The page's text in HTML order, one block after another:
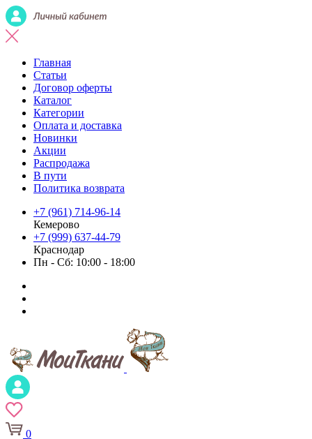
Главная
Статьи
Договор оферты
Каталог
Категории
Оплата и доставка
Новинки
Акции
Распродажа
В пути
Политика возврата
+7 (961) 714-96-14
Кемерово
+7 (999) 637-44-79
Краснодар
Пн - Сб: 10:00 - 18:00
0